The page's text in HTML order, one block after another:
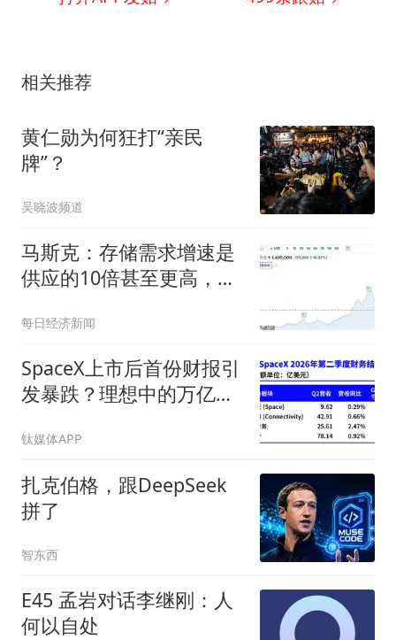
相关推荐
黄仁勋为何狂打“亲民
牌”？
吴晓波频道
马斯克：存储需求增速是
供应的10倍甚至更高，基
价格该涨不该跌
每日经济新闻
SpaceX上市后首份财报引
发暴跌？理想中的万亿营
面AI云挣钱
钛媒体APP
扎克伯格，跟DeepSeek
拼了
智东西
E45 孟岩对话李继刚：人
何以自处